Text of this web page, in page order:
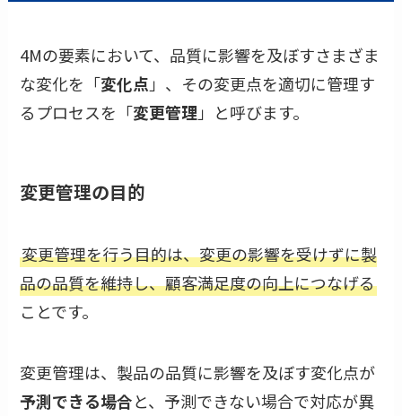
4Mの要素において、品質に影響を及ぼすさまざま
な変化を「変化点」、その変更点を適切に管理す
るプロセスを「変更管理」と呼びます。
変更管理の目的
変更管理を行う目的は、変更の影響を受けずに製
品の品質を維持し、顧客満足度の向上につなげる
ことです。
変更管理は、製品の品質に影響を及ぼす変化点が
予測できる場合と、予測できない場合で対応が異